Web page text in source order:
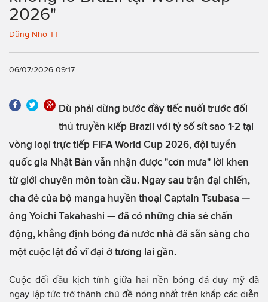
2026"
Dũng Nhỏ TT
06/07/2026 09:17
Dù phải dừng bước đầy tiếc nuối trước đối
thủ truyền kiếp Brazil với tỷ số sít sao 1-2 tại
vòng loại trực tiếp FIFA World Cup 2026, đội tuyển
quốc gia Nhật Bản vẫn nhận được "cơn mưa" lời khen
từ giới chuyên môn toàn cầu. Ngay sau trận đại chiến,
cha đẻ của bộ manga huyền thoại Captain Tsubasa —
ông Yoichi Takahashi — đã có những chia sẻ chấn
động, khẳng định bóng đá nước nhà đã sẵn sàng cho
một cuộc lật đổ vĩ đại ở tương lai gần.
Cuộc đối đầu kịch tính giữa hai nền bóng đá duy mỹ đã
ngay lập tức trở thành chủ đề nóng nhất trên khắp các diễn